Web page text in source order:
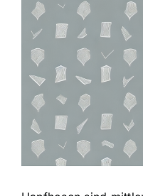
grösseres
Bild